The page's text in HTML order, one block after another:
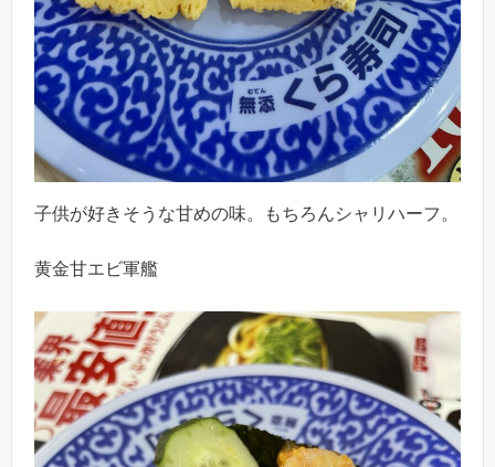
子供が好きそうな甘めの味。もちろんシャリハーフ。
黄金甘エビ軍艦